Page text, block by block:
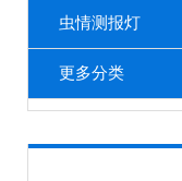
虫情测报灯
更多分类